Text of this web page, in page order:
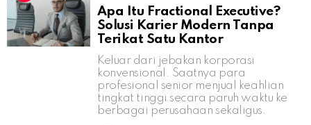
Apa Itu Fractional Executive?
Solusi Karier Modern Tanpa
Terikat Satu Kantor
Keluar dari jebakan korporasi
konvensional. Saatnya para
profesional senior menjual keahlian
tingkat tinggi secara paruh waktu ke
berbagai perusahaan sekaligus.